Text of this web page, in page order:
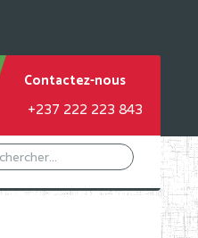
Contactez-nous
+237 222 223 843